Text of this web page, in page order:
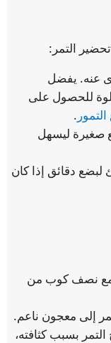
التمر:
عنه. يفضل
للحصول على
.
صغيرة ليسهل
لبضع دقائق إذا كان
مع نصف كوب من
إلى معجون ناعم.
بسبب كثافته،